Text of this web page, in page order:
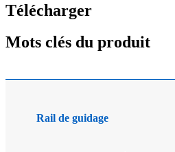
Télécharger
Mots clés du produit
Rail de guidage